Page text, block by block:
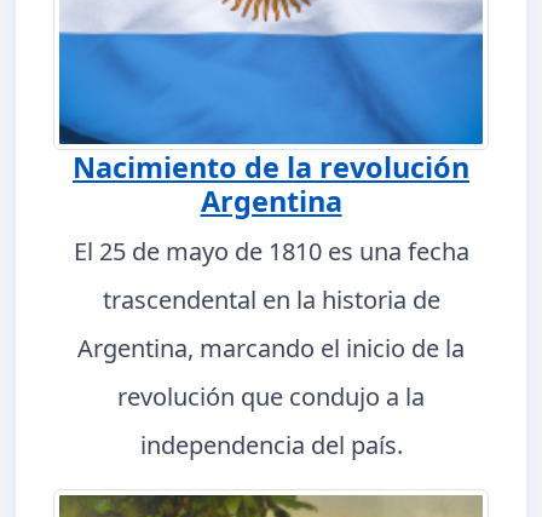
Nacimiento de la revolución
Argentina
El 25 de mayo de 1810 es una fecha
trascendental en la historia de
Argentina, marcando el inicio de la
revolución que condujo a la
independencia del país.